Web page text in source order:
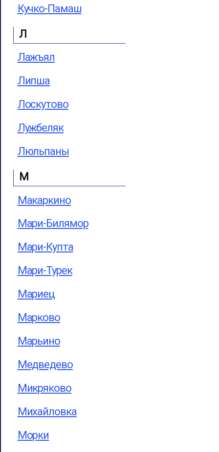
Кучко-Памаш
Л
Лажъял
Липша
Лоскутово
Лужбеляк
Люльпаны
М
Макаркино
Мари-Билямор
Мари-Купта
Мари-Турек
Мариец
Марково
Марьино
Медведево
Микряково
Михайловка
Морки